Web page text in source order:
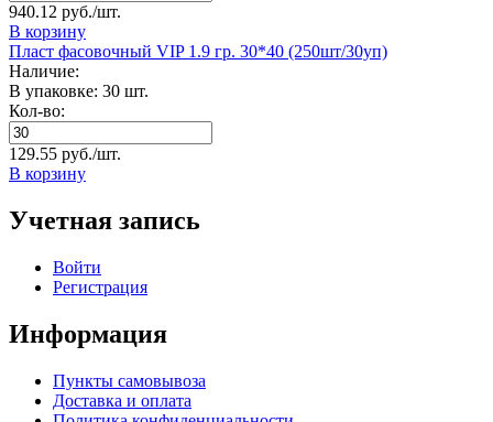
940.12 руб./шт.
В корзину
Пласт фасовочный VIP 1.9 гр. 30*40 (250шт/30уп)
Наличие:
В упаковке: 30 шт.
Кол-во:
129.55 руб./шт.
В корзину
Учетная запись
Войти
Регистрация
Информация
Пункты самовывоза
Доставка и оплата